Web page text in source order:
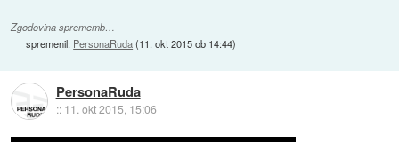
Zgodovina sprememb…
spremenil: PersonaRuda(11. okt 2015 ob 14:44)
PersonaRuda
:: 11. okt 2015, 15:06